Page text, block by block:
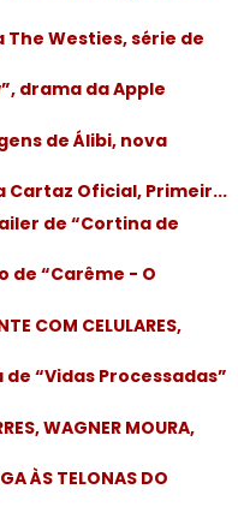
The Westies, série de
drama da Apple
de Álibi, nova
Cartaz Oficial, Primeir...
de “Cortina de
de “Carême - O
COM CELULARES,
“Vidas Processadas”
WAGNER MOURA,
ÀS TELONAS DO